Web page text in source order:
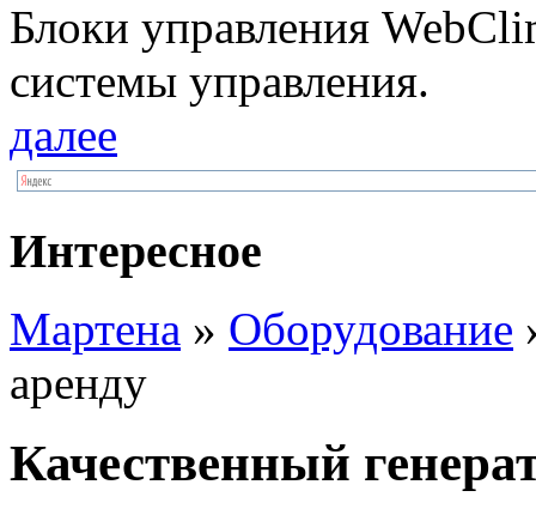
Блоки упрaвлeния
системы управления.
далее
Интересное
Мартена » Оборудование
аренду
Качественный